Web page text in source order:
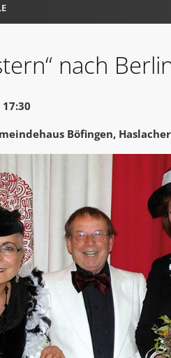
nach
Böfingen,